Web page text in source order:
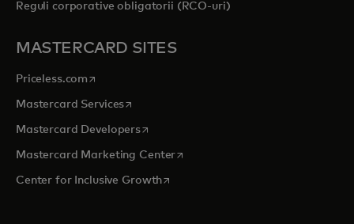
Reguli corporative obligatorii (RCO-uri)
MASTERCARD SITES
Priceless.com opens in a new tab
Mastercard Servicesopens in a new tab
Mastercard Developersopens in a new tab
Mastercard Marketing Centeropens in a new tab
Center for Inclusive Growthopens in a new tab